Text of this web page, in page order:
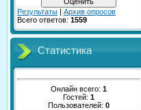
Результаты | Архив опросов
Всего ответов: 1559
Статистика
Онлайн всего: 1
Гостей: 1
Пользователей: 0